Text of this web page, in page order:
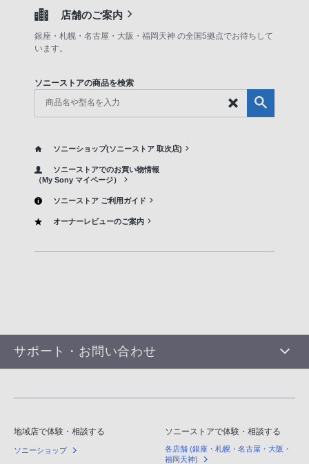
店舗のご案内
銀座・札幌・名古屋・大阪・福岡天神 の全国5拠点でお待ちして
います。
ソニーストアの商品を検索
ソニーショップ(ソニーストア 取次店)
ソニーストアでのお買い物情報
（My Sony マイページ）
ソニーストア ご利用ガイド
オーナーレビューのご案内
サポート・お問い合わせ
地域店で体験・相談する
ソニーショップ
ソニーストアで体験・相談する
各店舗 (銀座・札幌・名古屋・大阪・
福岡天神)